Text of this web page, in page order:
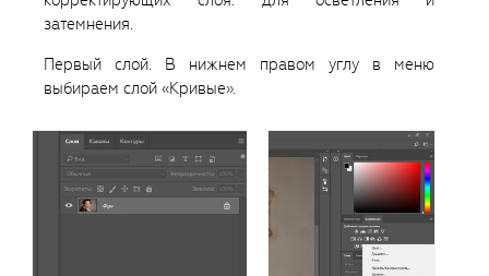
затемнения.
Первый слой. В нижнем правом углу в меню
выбираем слой «Кривые».